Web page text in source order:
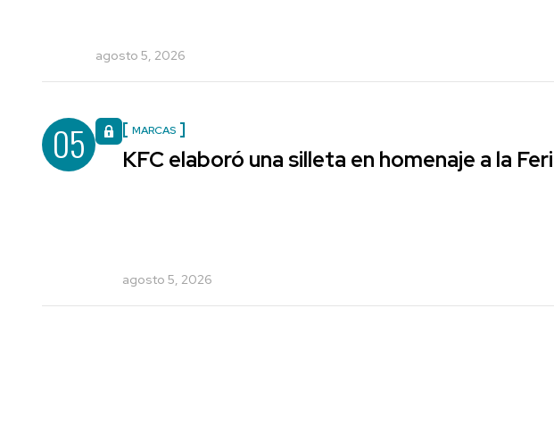
agosto 5, 2026
05 MARCAS
KFC elaboró una silleta en homenaje a la
agosto 5, 2026